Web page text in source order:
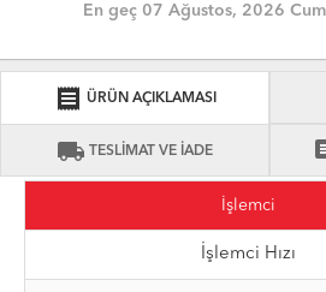
En geç 07 Ağustos, 2026
receipt ÜRÜN AÇIKLAMASI
local_shipping TESLİMAT VE İADE
İşlemci
İşlemci Hızı